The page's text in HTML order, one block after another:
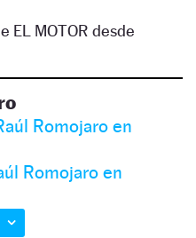
EL MOTOR desde
Romojaro en
Romojaro en